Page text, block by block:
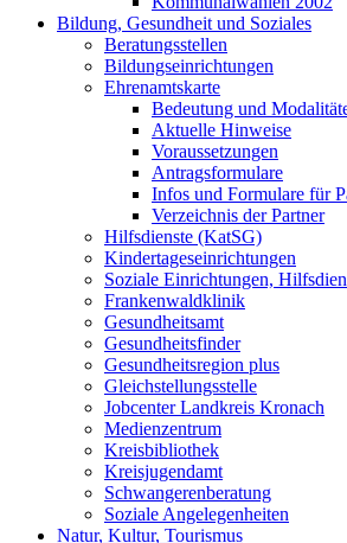
Bildung, Gesundheit und Soziales
Beratungsstellen
Bildungseinrichtungen
Ehrenamtskarte
Bedeutung und
Aktuelle Hinweise
Voraussetzungen
Antragsformulare
Infos und Formulare für
Verzeichnis der Partner
Hilfsdienste (KatSG)
Kindertageseinrichtungen
Soziale Einrichtungen,
Frankenwaldklinik
Gesundheitsamt
Gesundheitsfinder
Gesundheitsregion plus
Gleichstellungsstelle
Jobcenter Landkreis Kronach
Medienzentrum
Kreisbibliothek
Kreisjugendamt
Schwangerenberatung
Soziale Angelegenheiten
Natur, Kultur, Tourismus